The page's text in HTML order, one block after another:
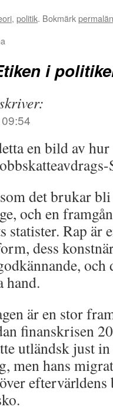
, politik. Bokmärk
i
en bild av
det brukar
och en
statister. Rap är
dess
och
hand.
är en stor
finanskrisen
utländsk just
men hans
eftervärldens